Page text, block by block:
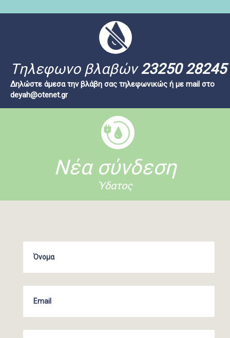
Tηλεφωνο βλαβών23250 28245
Δηλώστε άμεσα την βλάβη σας τηλεφωνικώς ή με mail στο
deyah@otenet.gr
Νέα σύνδεση
Ύδατος